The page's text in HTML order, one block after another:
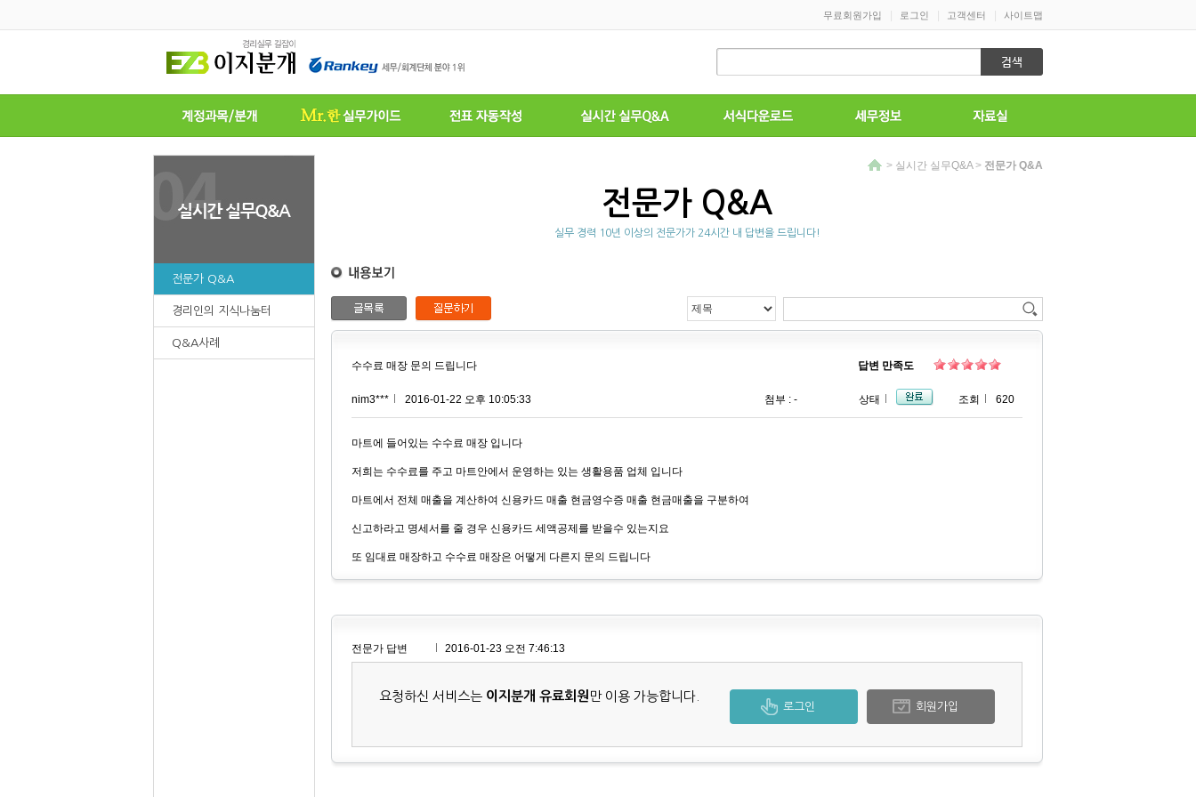
무료회원가입 로그인 고객센터 사이트맵
전문가 Q&A
경리인의 지식나눔터
Q&A사례
> 실시간 실무Q&A> 전문가 Q&A
전문가 Q&A
실무 경력 10년 이상의 전문가가 24시간 내 답변을 드립니다!
수수료 매장 문의 드립니다 답변 만족도
nim3*** 2016-01-22 오후 10:05:33 첨부 : - 상태 조회 620
마트에 들어있는 수수료 매장 입니다
저희는 수수료를 주고 마트안에서 운영하는 있는 생활용품 업체 입니다
마트에서 전체 매출을 계산하여 신용카드 매출 현금영수증 매출 현금매출을 구분하여
신고하라고 명세서를 줄 경우 신용카드 세액공제를 받을수 있는지요
또 임대료 매장하고 수수료 매장은 어떻게 다른지 문의 드립니다
전문가 답변 2016-01-23 오전 7:46:13
요청하신 서비스는 이지분개 유료회원 만 이용 가능합니다.
회원가입
로그인